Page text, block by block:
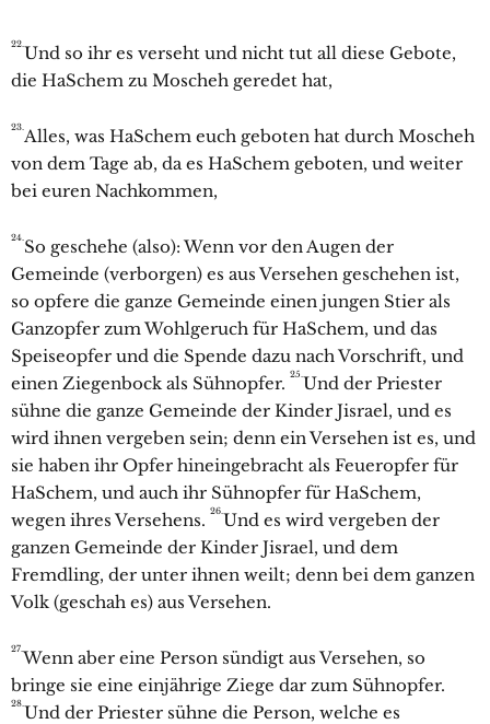
22.Und so ihr es verseht und nicht tut all diese Gebote,
die HaSchem zu Moscheh geredet hat,
23.Alles, was HaSchem euch geboten hat durch Moscheh
von dem Tage ab, da es HaSchem geboten, und weiter
bei euren Nachkommen,
24.So geschehe (also): Wenn vor den Augen der
Gemeinde (verborgen) es aus Versehen geschehen ist,
so opfere die ganze Gemeinde einen jungen Stier als
Ganzopfer zum Wohlgeruch für HaSchem, und das
Speiseopfer und die Spende dazu nach Vorschrift, und
einen Ziegenbock als Sühnopfer. 25.Und der Priester
sühne die ganze Gemeinde der Kinder Jisrael, und es
wird ihnen vergeben sein; denn ein Versehen ist es, und
sie haben ihr Opfer hineingebracht als Feueropfer für
HaSchem, und auch ihr Sühnopfer für HaSchem,
wegen ihres Versehens. 26.Und es wird vergeben der
ganzen Gemeinde der Kinder Jisrael, und dem
Fremdling, der unter ihnen weilt; denn bei dem ganzen
Volk (geschah es) aus Versehen.
27.Wenn aber eine Person sündigt aus Versehen, so
bringe sie eine einjährige Ziege dar zum Sühnopfer.
28.Und der Priester sühne die Person, welche es